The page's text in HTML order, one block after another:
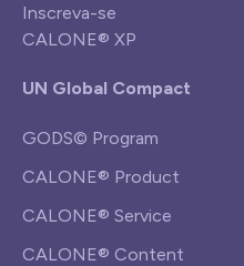
Inscreva-se
CALONE® XP
UN Global Compact
GODS© Program
CALONE® Product
CALONE® Service
CALONE® Content